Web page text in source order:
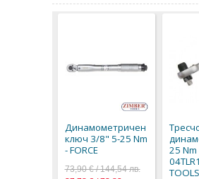
Динамометричен
ключ 3/8" 5-25 Nm
- FORCE
73,90 € / 144,54 лв.
25 Nm
TOOLS